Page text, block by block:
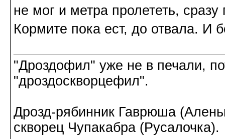
не мог и метра пролететь,
Кормите пока ест, до отвала. И
"Дроздофил" уже не в печали,
"дроздоскворцефил".
Дрозд-рябинник Гаврюша
скворец Чупакабра (Русалочка).